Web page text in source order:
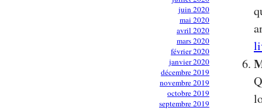
juin 2020
mai 2020
avril 2020
mars 2020
février 2020
janvier 2020
décembre 2019
novembre 2019
octobre 2019
septembre 2019